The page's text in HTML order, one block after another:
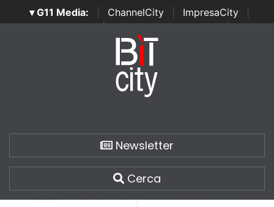
▾ G11 Media: ChannelCity ImpresaCity
SecurityOpenLab | Italian Channel Awards | Italian
Italian Security Awards
Newsletter
Cerca